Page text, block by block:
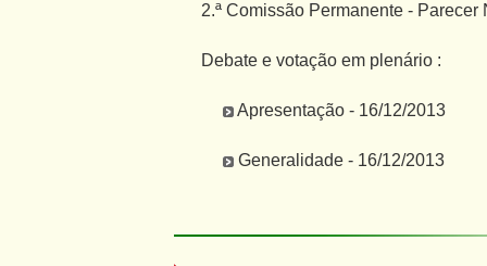
2.ª Comissão Permanente - Parecer
Debate e votação em plenário :
Apresentação - 16/12/2013
Generalidade - 16/12/2013